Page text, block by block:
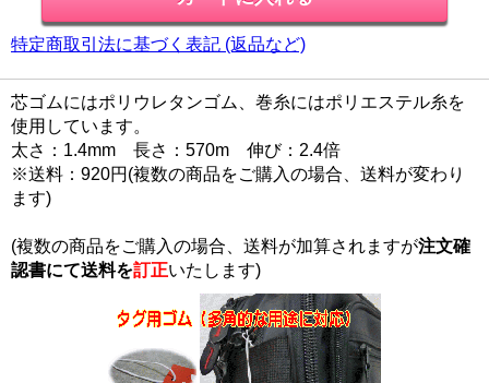
特定商取引法に基づく表記 (返品など)
芯ゴムにはポリウレタンゴム、巻糸にはポリエステル糸を
使用しています。
太さ：1.4mm 長さ：570m 伸び：2.4倍
※送料：920円(複数の商品をご購入の場合、送料が変わり
ます)
(複数の商品をご購入の場合、送料が加算されますが注文確
認書にて送料を訂正いたします)